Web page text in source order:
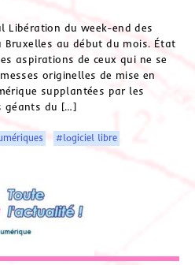
Libération du week-end des
au début du mois. État
aspirations de ceux qui ne se
originelles de mise en
supplantées par les
géants du […]
#logiciel libre